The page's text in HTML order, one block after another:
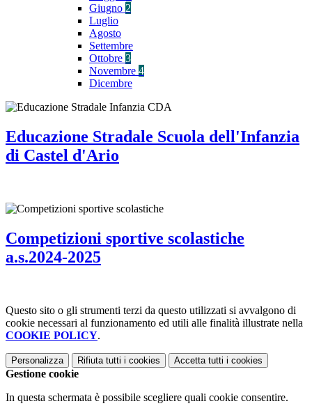
Giugno 2
Luglio
Agosto
Settembre
Ottobre 3
Novembre 4
Dicembre
Educazione Stradale Scuola dell'Infanzia
di Castel d'Ario
Competizioni sportive scolastiche
a.s.2024-2025
Questo sito o gli strumenti terzi da questo utilizzati si avvalgono di
cookie necessari al funzionamento ed utili alle finalità illustrate nella
COOKIE POLICY.
Personalizza Rifiuta tutti i cookies Accetta tutti i cookies
Gestione cookie
In questa schermata è possibile scegliere quali cookie consentire.